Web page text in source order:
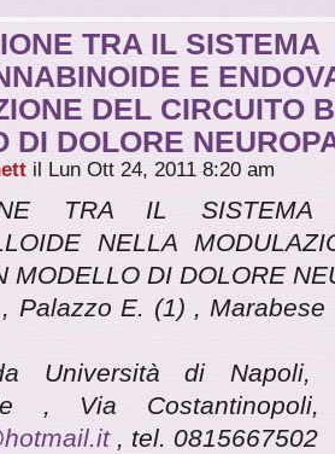
TRA IL SISTEMA
E
DEL CIRCUITO
DI DOLORE
il Lun Ott 24, 2011 8:20 am
TRA IL SISTEMA
NELLA
MODELLO DI DOLORE
Palazzo E. (1) ,
Università di Napoli,
, Via
, tel. 0815667502